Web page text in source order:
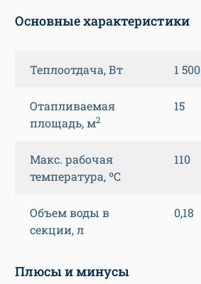
Основные характеристики
Теплоотдача, Вт 1 500
Отапливаемая
площадь, м2
15
Макс. рабочая
температура, ºС
110
Объем воды в
секции, л
0,18
Плюсы и минусы